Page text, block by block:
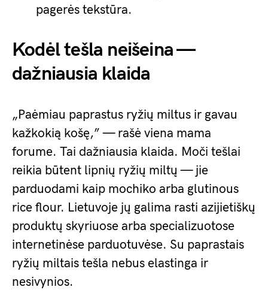
pagerės tekstūra.
Kodėl tešla neišeina —
dažniausia klaida
„Paėmiau paprastus ryžių miltus ir gavau
kažkokią košę,” — rašė viena mama
forume. Tai dažniausia klaida. Moči tešlai
reikia būtent lipnių ryžių miltų — jie
parduodami kaip mochiko arba glutinous
rice flour. Lietuvoje jų galima rasti azijietiškų
produktų skyriuose arba specializuotose
internetinėse parduotuvėse. Su paprastais
ryžių miltais tešla nebus elastinga ir
nesivynios.